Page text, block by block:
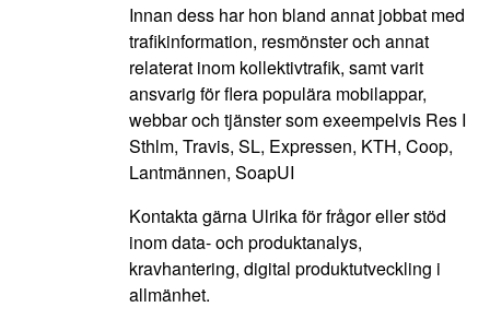
Innan dess har hon bland annat jobbat med
trafikinformation, resmönster och annat
relaterat inom kollektivtrafik, samt varit
ansvarig för flera populära mobilappar,
webbar och tjänster som exeempelvis Res I
Sthlm, Travis, SL, Expressen, KTH, Coop,
Lantmännen, SoapUI
Kontakta gärna Ulrika för frågor eller stöd
inom data- och produktanalys,
kravhantering, digital produktutveckling i
allmänhet.